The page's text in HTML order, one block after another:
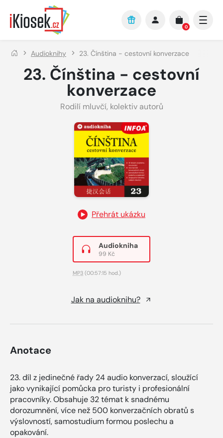
Přejít na hlavní obsah
0
Audioknihy 23. Čínština - cestovní konverzace
23. Čínština - cestovní
konverzace
Rodilí mluvčí, kolektiv autorů
Přehrát ukázku
Audiokniha
99 Kč
MP3 (00:57:15 hod.)
Jak na audioknihu?
Anotace
23. díl z jedinečné řady 24 audio konverzací, sloužící
jako vynikající pomůcka pro turisty i profesionální
pracovníky. Obsahuje 32 témat k snadnému
dorozumnění, více než 500 konverzačních obratů s
výslovností, samostudium formou poslechu a
opakování.